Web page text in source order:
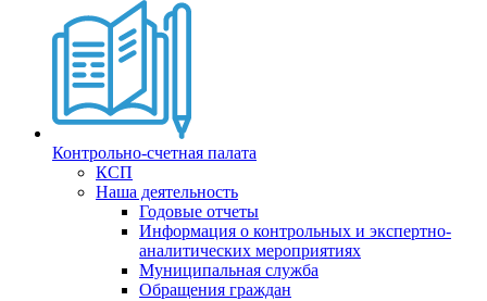
Контрольно-счетная палата
КСП
Наша деятельность
Годовые отчеты
Информация о контрольных и экспертно-
аналитических мероприятиях
Муниципальная служба
Обращения граждан